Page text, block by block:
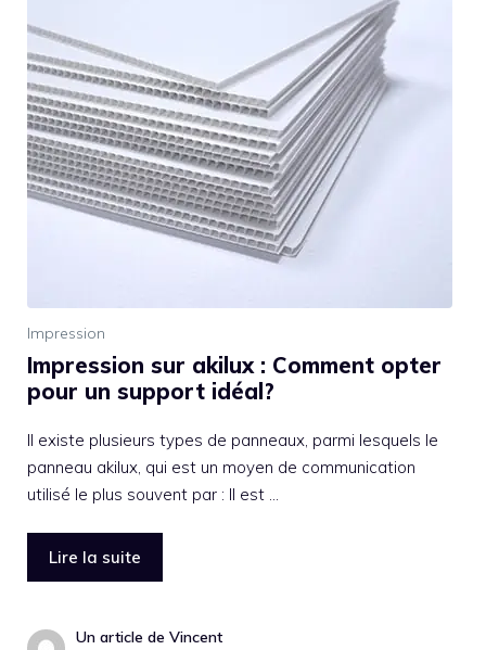
Impression
Impression sur akilux : Comment opter
pour un support idéal?
Il existe plusieurs types de panneaux, parmi lesquels le
panneau akilux, qui est un moyen de communication
utilisé le plus souvent par : Il est …
Lire la suite
Un article de Vincent